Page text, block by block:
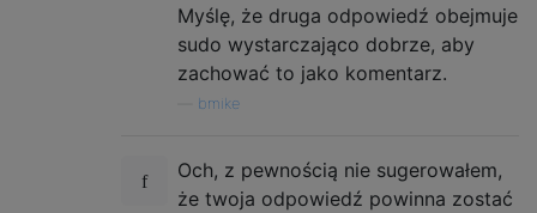
Myślę, że druga odpowiedź obejmuje
sudo wystarczająco dobrze, aby
zachować to jako komentarz.
bmike
Och, z pewnością nie sugerowałem,
że twoja odpowiedź powinna zostać